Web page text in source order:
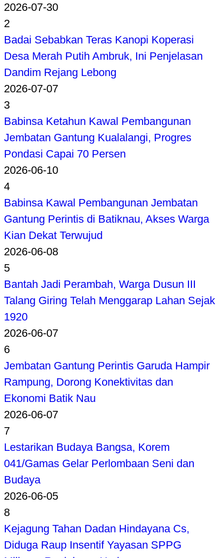
2026-07-30
2
Badai Sebabkan Teras Kanopi Koperasi
Desa Merah Putih Ambruk, Ini Penjelasan
Dandim Rejang Lebong
2026-07-07
3
Babinsa Ketahun Kawal Pembangunan
Jembatan Gantung Kualalangi, Progres
Pondasi Capai 70 Persen
2026-06-10
4
Babinsa Kawal Pembangunan Jembatan
Gantung Perintis di Batiknau, Akses Warga
Kian Dekat Terwujud
2026-06-08
5
Bantah Jadi Perambah, Warga Dusun III
Talang Giring Telah Menggarap Lahan Sejak
1920
2026-06-07
6
Jembatan Gantung Perintis Garuda Hampir
Rampung, Dorong Konektivitas dan
Ekonomi Batik Nau
2026-06-07
7
Lestarikan Budaya Bangsa, Korem
041/Gamas Gelar Perlombaan Seni dan
Budaya
2026-06-05
8
Kejagung Tahan Dadan Hindayana Cs,
Diduga Raup Insentif Yayasan SPPG